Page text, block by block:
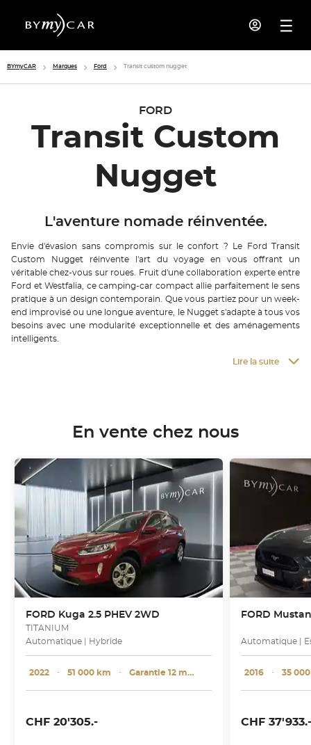
BYmyCAR Marques Ford Transit custom nugget
FORD
Transit Custom
Nugget
L'aventure nomade réinventée.
Envie d'évasion sans compromis sur le confort ? Le Ford Transit
Custom Nugget réinvente l'art du voyage en vous offrant un
véritable chez-vous sur roues. Fruit d'une collaboration experte entre
Ford et Westfalia, ce camping-car compact allie parfaitement le sens
pratique à un design contemporain. Que vous partiez pour un week-
end improvisé ou une longue aventure, le Nugget s'adapte à tous vos
besoins avec une modularité exceptionnelle et des aménagements
intelligents.
Lire la suite
En vente chez nous
FORD Kuga 2.5 PHEV 2WD
TITANIUM
Automatique | Hybride
2022 ･ 51 000 km ･ Garantie 12 mois
CHF 20'305.-
FORD Mustang
Automatique |
2016 ･ 35
CHF 37'933.-